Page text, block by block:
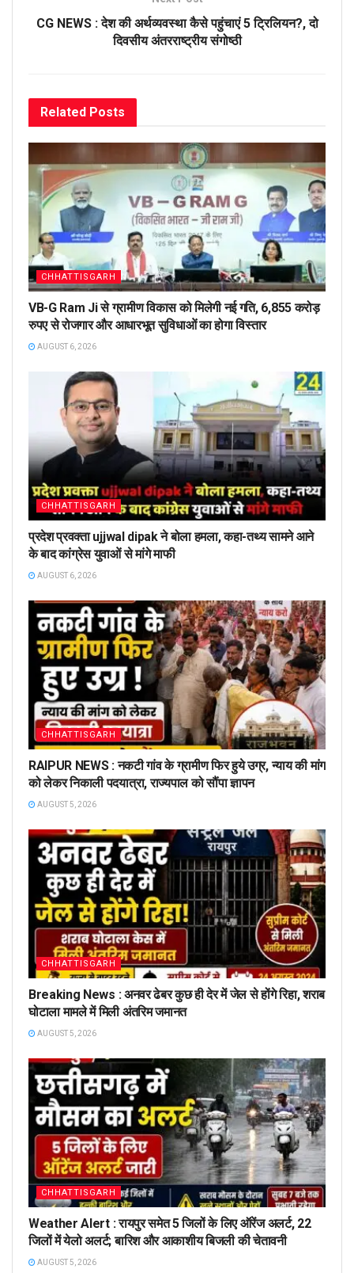
CG NEWS : देश की अर्थव्यवस्था कैसे पहुंचाएं 5 ट्रिलियन?, दो
दिवसीय अंतरराष्ट्रीय संगोष्ठी
Related Posts
CHHATTISGARH
VB-G Ram Ji से ग्रामीण विकास को मिलेगी नई गति, 6,855 करोड़
रुपए से रोजगार और आधारभूत सुविधाओं का होगा विस्तार
AUGUST 6, 2026
CHHATTISGARH
प्रदेश प्रवक्ता ujjwal dipak ने बोला हमला, कहा-तथ्य सामने आने
के बाद कांग्रेस युवाओं से मांगे माफी
AUGUST 6, 2026
CHHATTISGARH
RAIPUR NEWS : नकटी गांव के ग्रामीण फिर हुये उग्र, न्याय की मांग
को लेकर निकाली पदयात्रा, राज्यपाल को सौंपा ज्ञापन
AUGUST 5, 2026
CHHATTISGARH
Breaking News : अनवर ढेबर कुछ ही देर में जेल से होंगे रिहा, शराब
घोटाला मामले में मिली अंतरिम जमानत
AUGUST 5, 2026
CHHATTISGARH
Weather Alert : रायपुर समेत 5 जिलों के लिए ऑरेंज अलर्ट, 22
जिलों में येलो अलर्ट; बारिश और आकाशीय बिजली की चेतावनी
AUGUST 5, 2026